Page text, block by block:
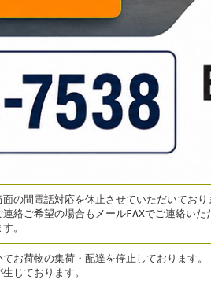
の間電話対応を休止させていただいてお
絡ご希望の場合もメールFAXでご連絡い
。
お荷物の集荷・配達を停止しております。
じております。